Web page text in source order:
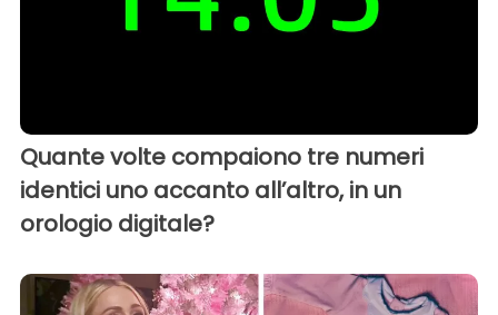
Quante volte compaiono tre numeri
identici uno accanto all’altro, in un
orologio digitale?